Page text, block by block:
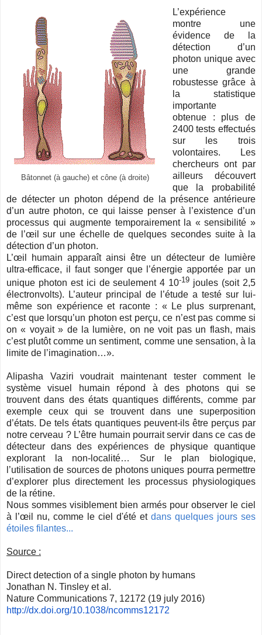
Bâtonnet (à gauche) et cône (à droite)
L’expérience
montre une
évidence de la
détection d’un
photon unique avec
une grande
robustesse grâce à
la statistique
importante
obtenue : plus de
2400 tests effectués
sur les trois
volontaires. Les
chercheurs ont par
ailleurs découvert
que la probabilité
de détecter un photon dépend de la présence antérieure
d’un autre photon, ce qui laisse penser à l’existence d’un
processus qui augmente temporairement la « sensibilité »
de l’œil sur une échelle de quelques secondes suite à la
détection d’un photon.
L’œil humain apparaît ainsi être un détecteur de lumière
ultra-efficace, il faut songer que l’énergie apportée par un
unique photon est ici de seulement 4 10-19 joules (soit 2,5
électronvolts). L’auteur principal de l’étude a testé sur lui-
même son expérience et raconte : « Le plus surprenant,
c’est que lorsqu’un photon est perçu, ce n’est pas comme si
on « voyait » de la lumière, on ne voit pas un flash, mais
c’est plutôt comme un sentiment, comme une sensation, à la
limite de l’imagination…».
Alipasha Vaziri voudrait maintenant tester comment le
système visuel humain répond à des photons qui se
trouvent dans des états quantiques différents, comme par
exemple ceux qui se trouvent dans une superposition
d’états. De tels états quantiques peuvent-ils être perçus par
notre cerveau ? L’être humain pourrait servir dans ce cas de
détecteur dans des expériences de physique quantique
explorant la non-localité… Sur le plan biologique,
l’utilisation de sources de photons uniques pourra permettre
d’explorer plus directement les processus physiologiques
de la rétine.
Nous sommes visiblement bien armés pour observer le ciel
à l’œil nu, comme le ciel d'été et dans quelques jours ses
étoiles filantes...
Source :
Direct detection of a single photon by humans
Jonathan N. Tinsley et al.
Nature Communications 7, 12172 (19 july 2016)
http://dx.doi.org/10.1038/ncomms12172